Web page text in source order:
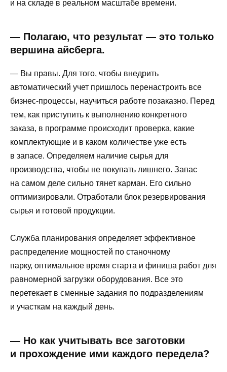
и на складе в реальном масштабе времени.
— Полагаю, что результат — это только
вершина айсберга.
— Вы правы. Для того, чтобы внедрить
автоматический учет пришлось перенастроить все
бизнес-процессы, научиться работе позаказно. Перед
тем, как приступить к выполнению конкретного
заказа, в программе происходит проверка, какие
комплектующие и в каком количестве уже есть
в запасе. Определяем наличие сырья для
производства, чтобы не покупать лишнего. Запас
на самом деле сильно тянет карман. Его сильно
оптимизировали. Отработали блок резервирования
сырья и готовой продукции.
Служба планирования определяет эффективное
распределение мощностей по станочному
парку, оптимальное время старта и финиша работ для
равномерной загрузки оборудования. Все это
перетекает в сменные задания по подразделениям
и участкам на каждый день.
— Но как учитывать все заготовки
и прохождение ими каждого передела?